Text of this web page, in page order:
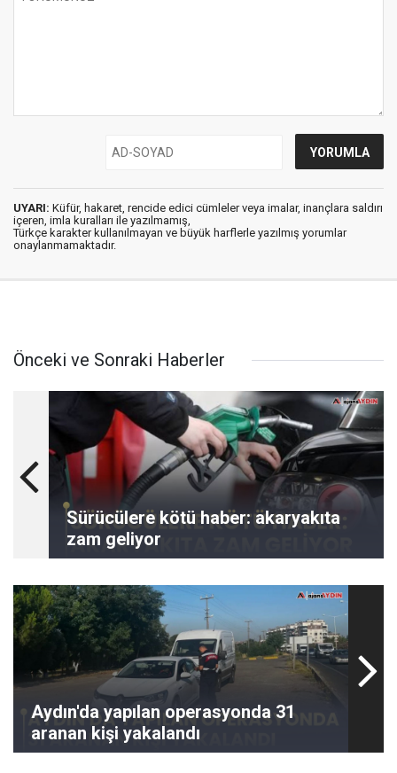
UYARI: Küfür, hakaret, rencide edici cümleler veya imalar, inançlara saldırı
içeren, imla kuralları ile yazılmamış,
Türkçe karakter kullanılmayan ve büyük harflerle yazılmış yorumlar
onaylanmamaktadır.
Önceki ve Sonraki Haberler
Sürücülere kötü haber: akaryakıta
zam geliyor
Aydın'da yapılan operasyonda 31
aranan kişi yakalandı